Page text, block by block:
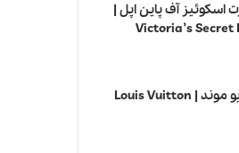
اسکوئیز آف پاین اپل |
Victoria’s Secret
عطر ادکلن لویی ویتون نوویو موند | Louis Vuitton